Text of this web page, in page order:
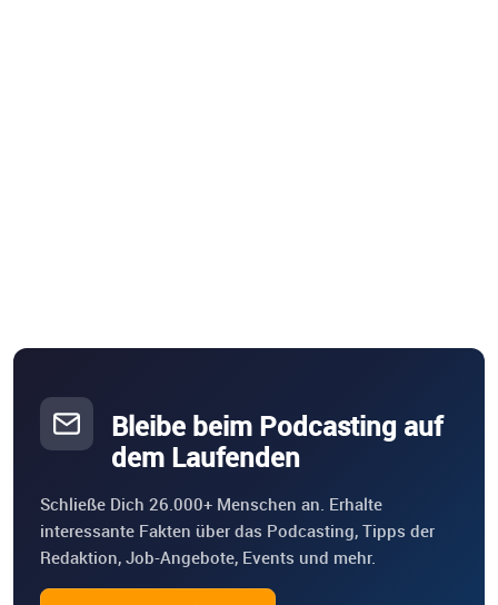
Bleibe beim Podcasting auf
dem Laufenden
Schließe Dich 26.000+ Menschen an. Erhalte
interessante Fakten über das Podcasting, Tipps der
Redaktion, Job-Angebote, Events und mehr.